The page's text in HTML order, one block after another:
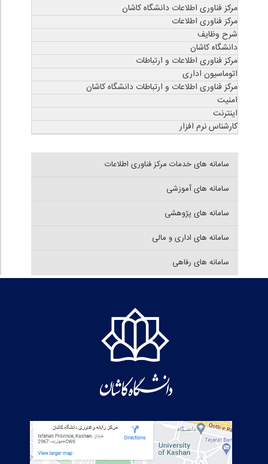
مرکز فناوری اطلاعات دانشگاه کاشان
مرکز فناوری اطلاعات
شرح وظایف
دانشگاه کاشان
مرکز فناوری اطلاعات و ارتباطات
اتوماسیون اداری
مرکز فناوری اطلاعات و ارتباطات دانشگاه کاشان
امنیت
اینترنت
کارشناس نرم افزار
سامانه های خدمات مرکز فناوری اطلاعات
سامانه های آموزشی
سامانه های پژوهشی
سامانه های اداری و مالی
سامانه های رفاهی